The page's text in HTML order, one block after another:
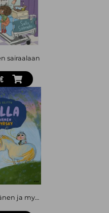
sairaalaan
Pulla Vehnänen ja myrsky